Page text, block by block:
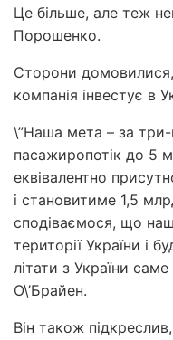
Це більше, але теж
Порошенко.
Сторони
компанія інвестує в
\”Наша мета – за три-
пасажиропотік до 5
еквівалентно
і становитиме 1,5
сподіваємося, що
території України і
літати з України саме
О\’Брайен.
Він також